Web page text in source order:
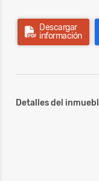
Descargar
información
Detalles del